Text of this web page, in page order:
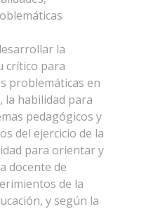
la
crítico para
problemáticas en
la habilidad para
pedagógicos y
del ejercicio de la
para orientar y
docente de
de la
y según la